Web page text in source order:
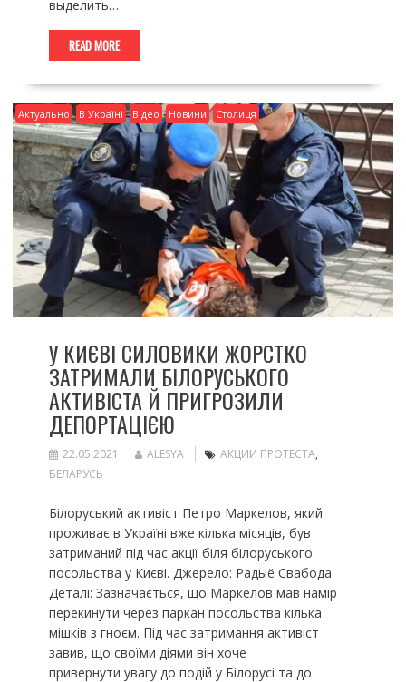
выделить…
READ MORE
Актуально В Україні Відео Новини Столиця
У КИЄВІ СИЛОВИКИ ЖОРСТКО
ЗАТРИМАЛИ БІЛОРУСЬКОГО
АКТИВІСТА Й ПРИГРОЗИЛИ
ДЕПОРТАЦІЄЮ
22.05.2021 ALESYA АКЦИИ ПРОТЕСТА,
БЕЛАРУСЬ
Білоруський активіст Петро Маркелов, який
проживає в Україні вже кілька місяців, був
затриманий під час акції біля білоруського
посольства у Києві. Джерело: Радыё Свабода
Деталі: Зазначається, що Маркелов мав намір
перекинути через паркан посольства кілька
мішків з гноєм. Під час затримання активіст
завив, що своїми діями він хоче
привернути увагу до подій у Білорусі та до